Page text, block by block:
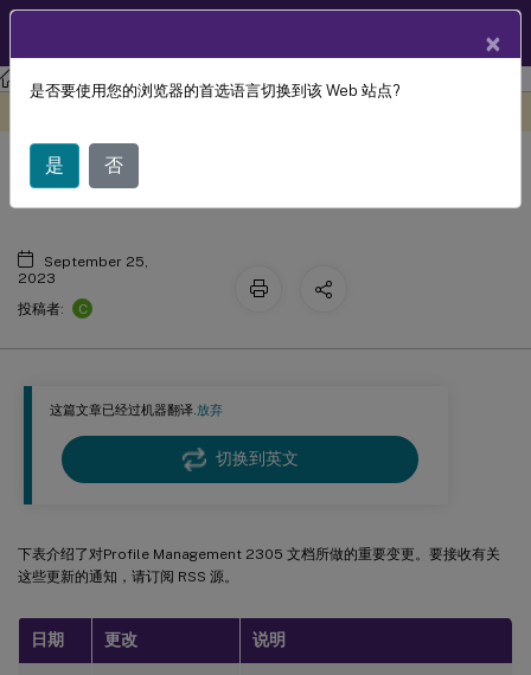
Profile Management Profile Management 2305
这篇文章已经过机器翻译.放弃
切换到英文
下表介绍了对Profile Management 2305 文档所做的重要变更。要接收有关
这些更新的通知，请订阅 RSS 源。
日期 更改 说明
Profile Management 文档历史记录
September 25,
2023
投稿者:
C
×
是否要使用您的浏览器的首选语言切换到该 Web 站点?
是 否